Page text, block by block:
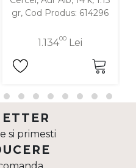
gr, Cod Produs: 614296
1.13400Lei
si primesti